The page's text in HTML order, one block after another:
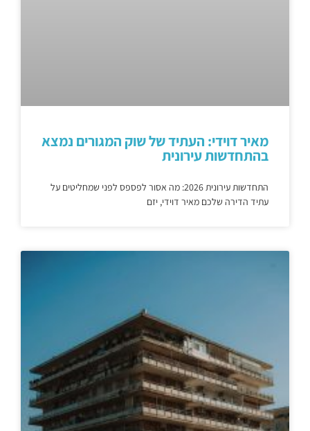
מאיר דוידי: העתיד של שוק המגורים נמצא
בהתחדשות עירונית
התחדשות עירונית 2026: מה אסור לפספס לפני שמחליטים על
עתיד הדירה שלכם מאיר דוידי, יזם